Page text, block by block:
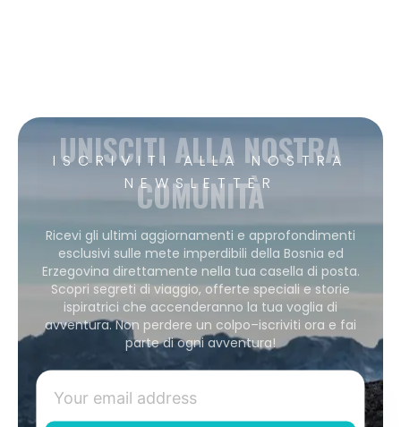
ISCRIVITI ALLA NOSTRA
NEWSLETTER
UNISCITI ALLA NOSTRA
COMUNITÀ
Ricevi gli ultimi aggiornamenti e approfondimenti
esclusivi sulle mete imperdibili della Bosnia ed
Erzegovina direttamente nella tua casella di posta.
Scopri segreti di viaggio, offerte speciali e storie
ispiratrici che accenderanno la tua voglia di
avventura. Non perdere un colpo–iscriviti ora e fai
parte di ogni avventura!